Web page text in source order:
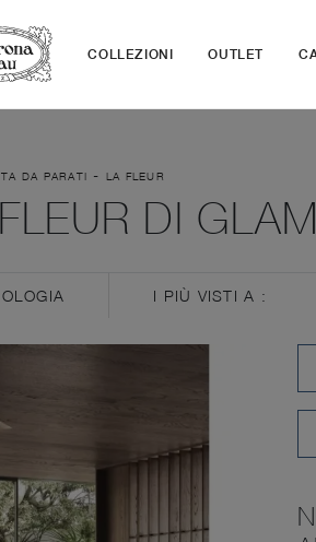
COLLEZIONI OUTLET
DA PARATI - LA FLEUR
DI
I PIÙ VISTI A :